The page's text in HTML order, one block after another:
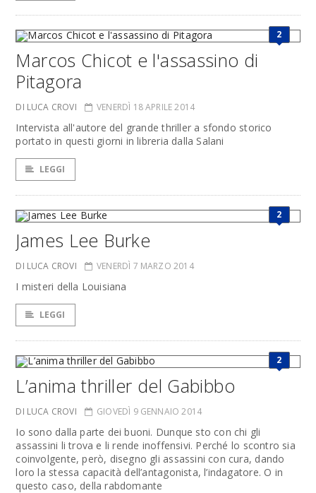
2
Marcos Chicot e l'assassino di
Pitagora
DI LUCA CROVI VENERDÌ 18 APRILE 2014
Intervista all'autore del grande thriller a sfondo storico
portato in questi giorni in libreria dalla Salani
LEGGI
2
James Lee Burke
DI LUCA CROVI VENERDÌ 7 MARZO 2014
I misteri della Louisiana
LEGGI
2
L’anima thriller del Gabibbo
DI LUCA CROVI GIOVEDÌ 9 GENNAIO 2014
Io sono dalla parte dei buoni. Dunque sto con chi gli
assassini li trova e li rende inoffensivi. Perché lo scontro sia
coinvolgente, però, disegno gli assassini con cura, dando
loro la stessa capacità dell’antagonista, l’indagatore. O in
questo caso, della rabdomante